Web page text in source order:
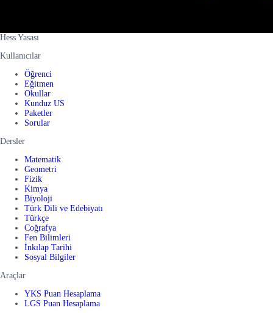
Hess Yasası
Kullanıcılar
Öğrenci
Eğitmen
Okullar
Kunduz US
Paketler
Sorular
Dersler
Matematik
Geometri
Fizik
Kimya
Biyoloji
Türk Dili ve Edebiyatı
Türkçe
Coğrafya
Fen Bilimleri
İnkılap Tarihi
Sosyal Bilgiler
Araçlar
YKS Puan Hesaplama
LGS Puan Hesaplama